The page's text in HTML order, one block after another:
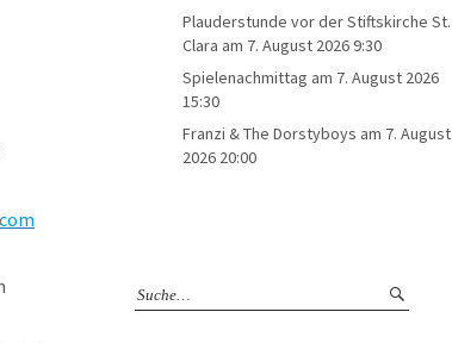
Plauderstunde vor der Stiftskirche St.
Clara am 7. August 2026 9:30
Spielenachmittag am 7. August 2026
15:30
Franzi & The Dorstyboys am 7. August
2026 20:00